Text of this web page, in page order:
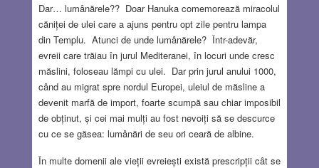
Dar… lumânărele?? Doar Hanuka comemorează miracolul
căniței de ulei care a ajuns pentru opt zile pentru lampa
din Templu. Atunci de unde lumânărele? Într-adevăr,
evreii care trăiau în jurul Mediteranei, în locuri unde cresc
măslini, foloseau lămpi cu ulei. Dar prin jurul anului 1000,
când au migrat spre nordul Europei, uleiul de măsline a
devenit marfă de import, foarte scumpă sau chiar imposibil
de obținut, și cei mai mulți au fost nevoiți să se descurce
cu ce se găsea: lumânări de seu ori ceară de albine.
În multe domenii ale vieții evreiești există prescripții cât se